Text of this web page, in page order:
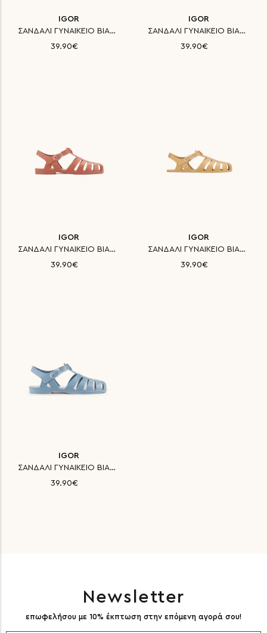
IGOR
ΣΑΝΔΑΛΙ ΓΥΝΑΙΚΕΙΟ BIARRITZ MET
39.90€
IGOR
ΣΑΝΔΑΛΙ ΓΥΝΑΙΚΕΙΟ BIARRITZ CRI
39.90€
IGOR
ΣΑΝΔΑΛΙ ΓΥΝΑΙΚΕΙΟ BIARRITZ MAT
39.90€
IGOR
ΣΑΝΔΑΛΙ ΓΥΝΑΙΚΕΙΟ BIARRITZ MAT
39.90€
IGOR
ΣΑΝΔΑΛΙ ΓΥΝΑΙΚΕΙΟ BIARRITZ MAT
39.90€
Newsletter
επωφελήσου με 10% έκπτωση στην επόμενη αγορά σου!